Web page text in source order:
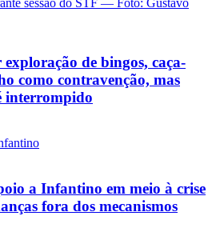
de bingos, caça-
como contravenção, mas
interrompido
a Infantino em meio à crise
fora dos mecanismos